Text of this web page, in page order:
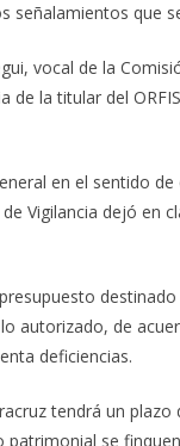
señalamientos que
vocal de la
de la titular del
en el sentido
Vigilancia dejó en
autorizado, de
deficiencias.
tendrá un
se